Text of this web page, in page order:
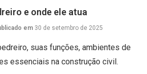
e onde ele atua
em 30 de setembro de 2025
suas funções, ambientes de
essenciais na construção civil.